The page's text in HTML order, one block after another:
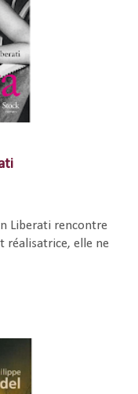
Liberati rencontre
réalisatrice, elle ne